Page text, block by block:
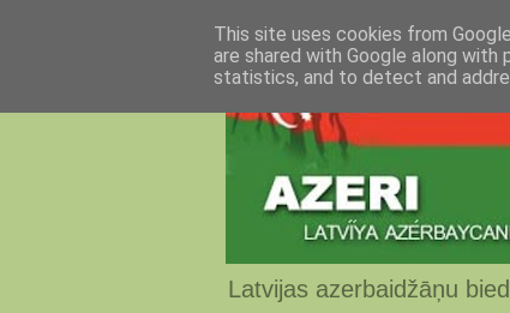
Latvijas azerbaidžāņu
This site uses cookies from
are shared with Google along
statistics, and to detect and